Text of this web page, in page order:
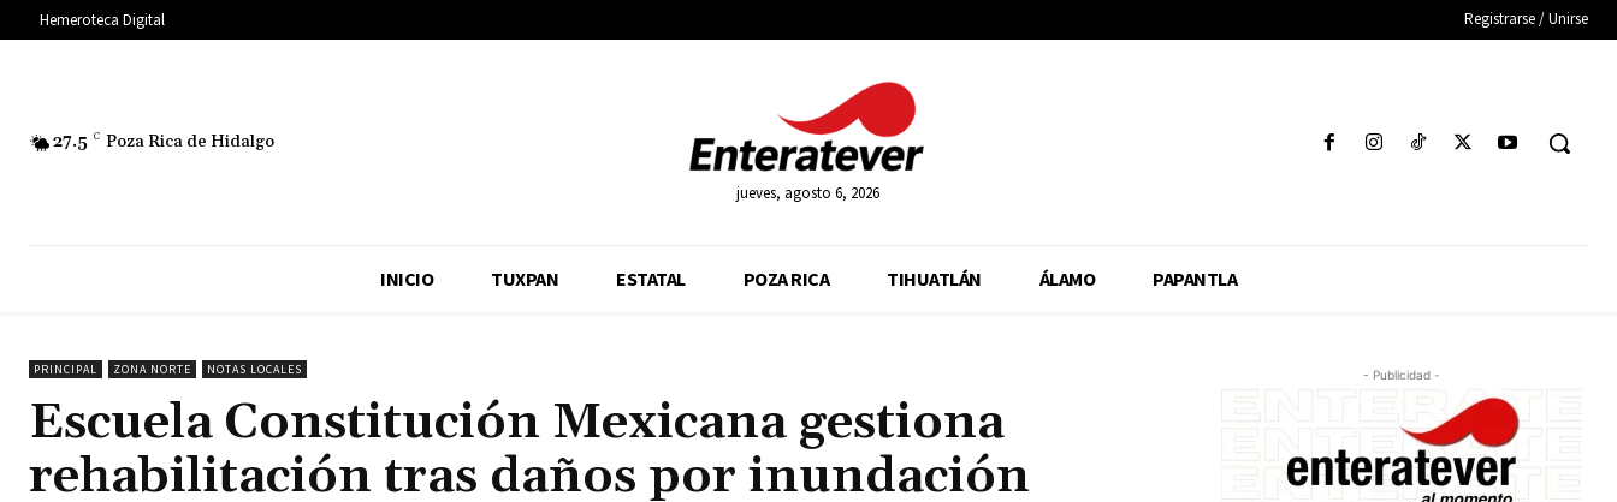
Hemeroteca Digital Registrarse / Unirse
27.5 C Poza Rica de Hidalgo
jueves, agosto 6, 2026
INICIO TUXPAN ESTATAL POZA RICA TIHUATLÁN ÁLAMO PAPANTLA
PRINCIPAL ZONA NORTE NOTAS LOCALES
Escuela Constitución Mexicana gestiona
rehabilitación tras daños por inundación
- Publicidad -